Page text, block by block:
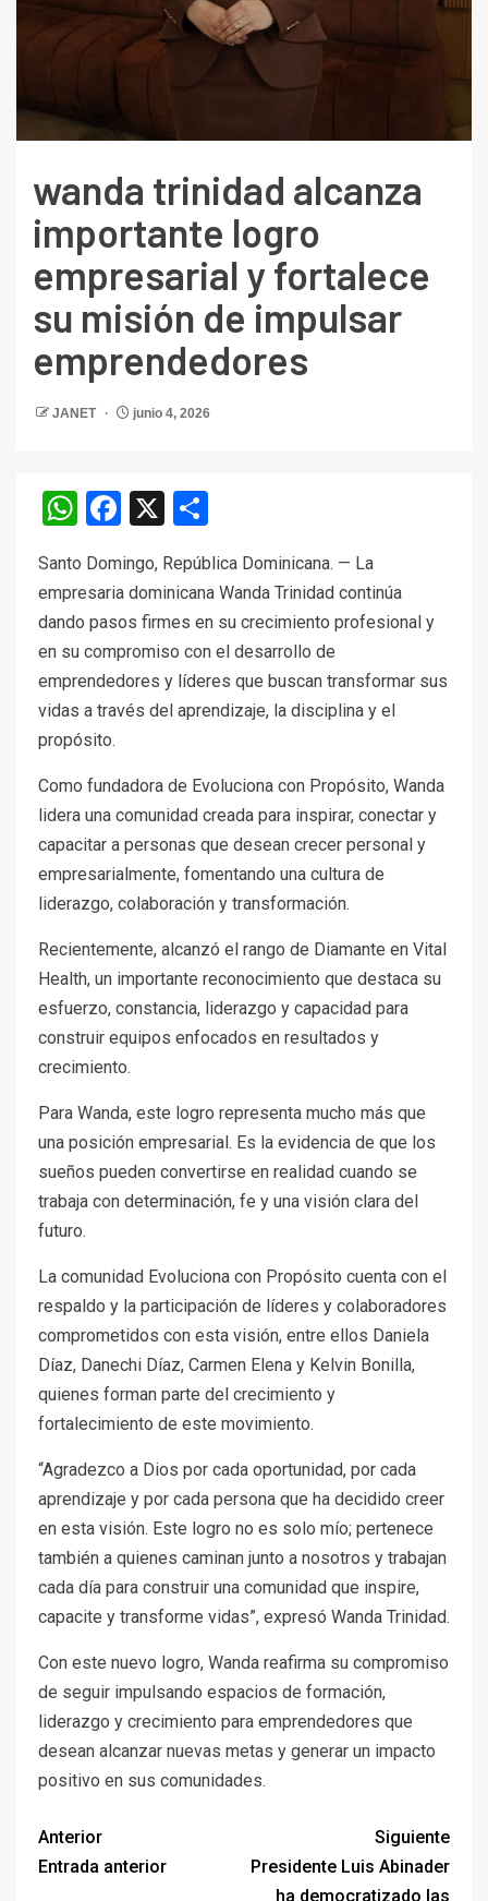
wanda trinidad alcanza
importante logro
empresarial y fortalece
su misión de impulsar
emprendedores
JANET junio 4, 2026
WhatsApp
Facebook
X
Santo Domingo, República Dominicana. — La
empresaria dominicana Wanda Trinidad continúa
dando pasos firmes en su crecimiento profesional y
en su compromiso con el desarrollo de
emprendedores y líderes que buscan transformar sus
vidas a través del aprendizaje, la disciplina y el
propósito.
Como fundadora de Evoluciona con Propósito, Wanda
lidera una comunidad creada para inspirar, conectar y
capacitar a personas que desean crecer personal y
empresarialmente, fomentando una cultura de
liderazgo, colaboración y transformación.
Recientemente, alcanzó el rango de Diamante en Vital
Health, un importante reconocimiento que destaca su
esfuerzo, constancia, liderazgo y capacidad para
construir equipos enfocados en resultados y
crecimiento.
Para Wanda, este logro representa mucho más que
una posición empresarial. Es la evidencia de que los
sueños pueden convertirse en realidad cuando se
trabaja con determinación, fe y una visión clara del
futuro.
La comunidad Evoluciona con Propósito cuenta con el
respaldo y la participación de líderes y colaboradores
comprometidos con esta visión, entre ellos Daniela
Díaz, Danechi Díaz, Carmen Elena y Kelvin Bonilla,
quienes forman parte del crecimiento y
fortalecimiento de este movimiento.
“Agradezco a Dios por cada oportunidad, por cada
aprendizaje y por cada persona que ha decidido creer
en esta visión. Este logro no es solo mío; pertenece
también a quienes caminan junto a nosotros y trabajan
cada día para construir una comunidad que inspire,
capacite y transforme vidas”, expresó Wanda Trinidad.
Con este nuevo logro, Wanda reafirma su compromiso
de seguir impulsando espacios de formación,
liderazgo y crecimiento para emprendedores que
desean alcanzar nuevas metas y generar un impacto
positivo en sus comunidades.
Anterior
Entrada anterior
Siguiente
Presidente Luis Abinader
ha democratizado las